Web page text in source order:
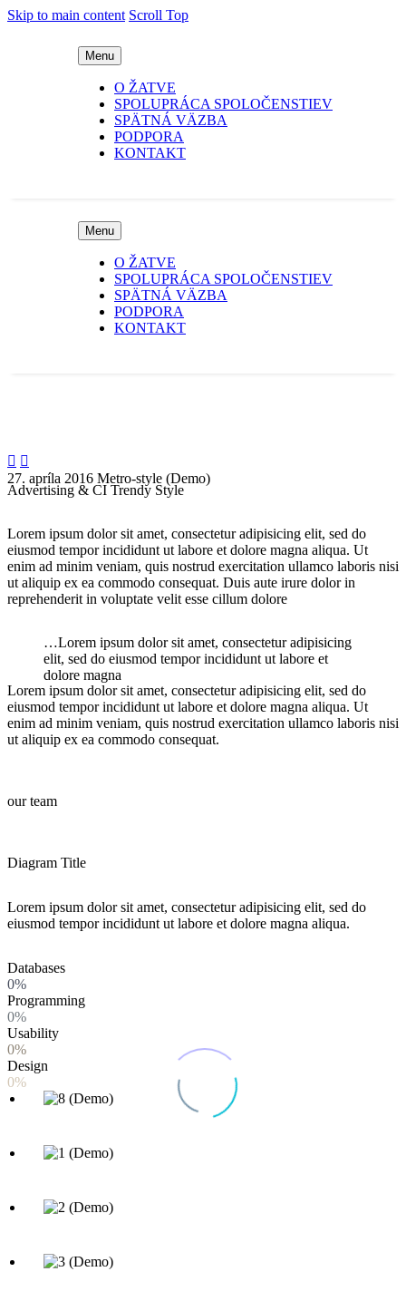
Skip to main content Scroll Top
Menu
O ŽATVE
SPOLUPRÁCA SPOLOČENSTIEV
SPÄTNÁ VÄZBA
PODPORA
KONTAKT
Menu
O ŽATVE
SPOLUPRÁCA SPOLOČENSTIEV
SPÄTNÁ VÄZBA
PODPORA
KONTAKT
 
27. apríla 2016 Metro-style (Demo)
Advertising & CI Trendy Style
Lorem ipsum dolor sit amet, consectetur adipisicing elit, sed do
eiusmod tempor incididunt ut labore et dolore magna aliqua. Ut
enim ad minim veniam, quis nostrud exercitation ullamco laboris nisi
ut aliquip ex ea commodo consequat. Duis aute irure dolor in
reprehenderit in voluptate velit esse cillum dolore
…Lorem ipsum dolor sit amet, consectetur adipisicing
elit, sed do eiusmod tempor incididunt ut labore et
dolore magna
Lorem ipsum dolor sit amet, consectetur adipisicing elit, sed do
eiusmod tempor incididunt ut labore et dolore magna aliqua. Ut
enim ad minim veniam, quis nostrud exercitation ullamco laboris nisi
ut aliquip ex ea commodo consequat.
our team
Diagram Title
Lorem ipsum dolor sit amet, consectetur adipisicing elit, sed do
eiusmod tempor incididunt ut labore et dolore magna aliqua.
Databases
0%
Programming
0%
Usability
0%
Design
0%